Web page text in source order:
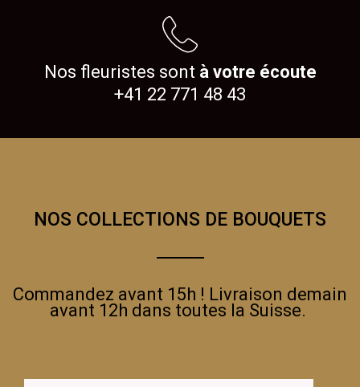
Nos fleuristes sont à votre écoute
+41 22 771 48 43
NOS COLLECTIONS DE BOUQUETS
Commandez avant 15h ! Livraison demain
avant 12h dans toutes la Suisse.